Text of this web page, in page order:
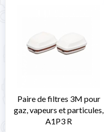
Paire de filtres 3M pour
gaz, vapeurs et particules,
A1P3 R